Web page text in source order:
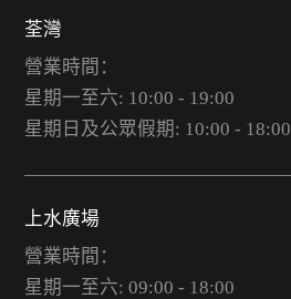
荃灣
營業時間：
星期一至六: 10:00 - 19:00
星期日及公眾假期: 10:00 - 18:00
上水廣場
營業時間：
星期一至六: 09:00 - 18:00